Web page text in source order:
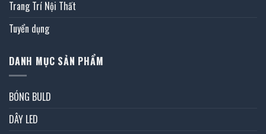
Trang Trí Nội Thất
Tuyển dụng
DANH MỤC SẢN PHẨM
BÓNG BULD
DÂY LED